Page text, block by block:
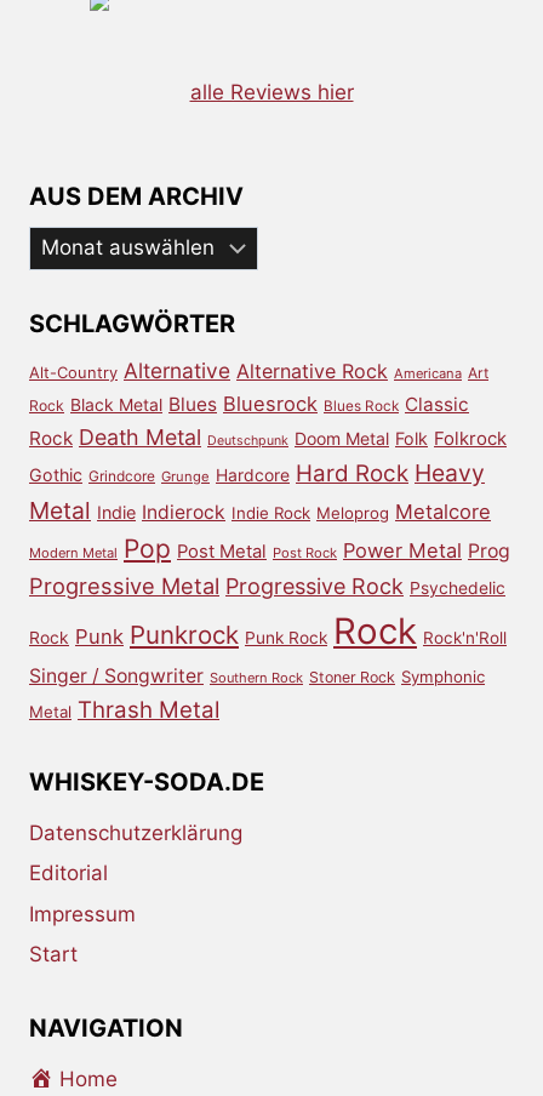
alle Reviews hier
AUS DEM ARCHIV
Aus
dem
SCHLAGWÖRTER
Alt-Country Alternative Alternative Rock Americana Art
Rock Black Metal Blues Bluesrock Blues Rock Classic
Rock Death Metal Deutschpunk Doom Metal Folk Folkrock
Gothic Grindcore Grunge Hardcore Hard Rock Heavy
Metal Indie Indierock Indie Rock Meloprog Metalcore
Modern Metal Pop Post Metal Post Rock Power Metal Prog
Progressive Metal Progressive Rock Psychedelic
Rock Punk Punkrock Punk Rock Rock Rock'n'Roll
Singer / Songwriter Southern Rock Stoner Rock Symphonic
Metal Thrash Metal
WHISKEY-SODA.DE
Datenschutzerklärung
Editorial
Impressum
Start
NAVIGATION
Home